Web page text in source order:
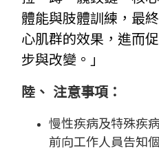
體能與肢體訓練，最
心肌群的效果，進而
步與改變。」
陸、 注意事項：
慢性疾病及特殊疾
前向工作人員告知